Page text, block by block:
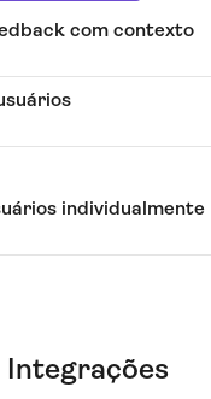
com contexto
individualmente
Integrações